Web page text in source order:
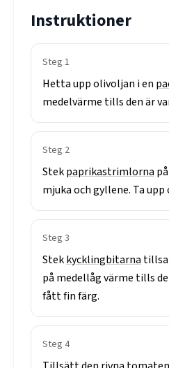
Instruktioner
Steg 1
Hettauppolivoljan ien
medelvärme tillsdenär
Steg 2
Stekpaprikastrimlorna på
mjukaochgyllene. Taupp
Steg 3
Stekkycklingbitarna
på medellågvärme tillsde
fåttfinfärg.
Steg 4